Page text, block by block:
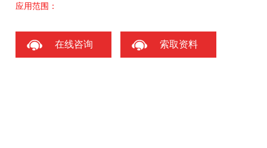
应用范围：
在线咨询 索取资料